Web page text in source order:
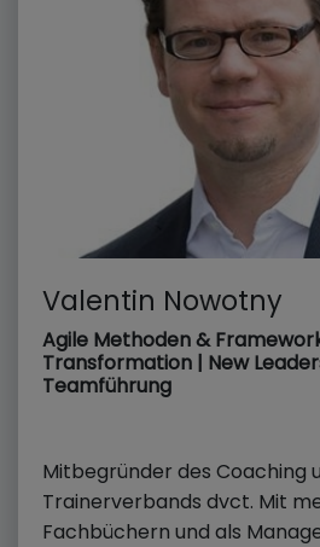
Valentin Nowotny
Agile Methoden &
Transformation | New
Teamführung
Mitbegründer des Coaching
Trainerverbands dvct. Mit
Fachbüchern und als